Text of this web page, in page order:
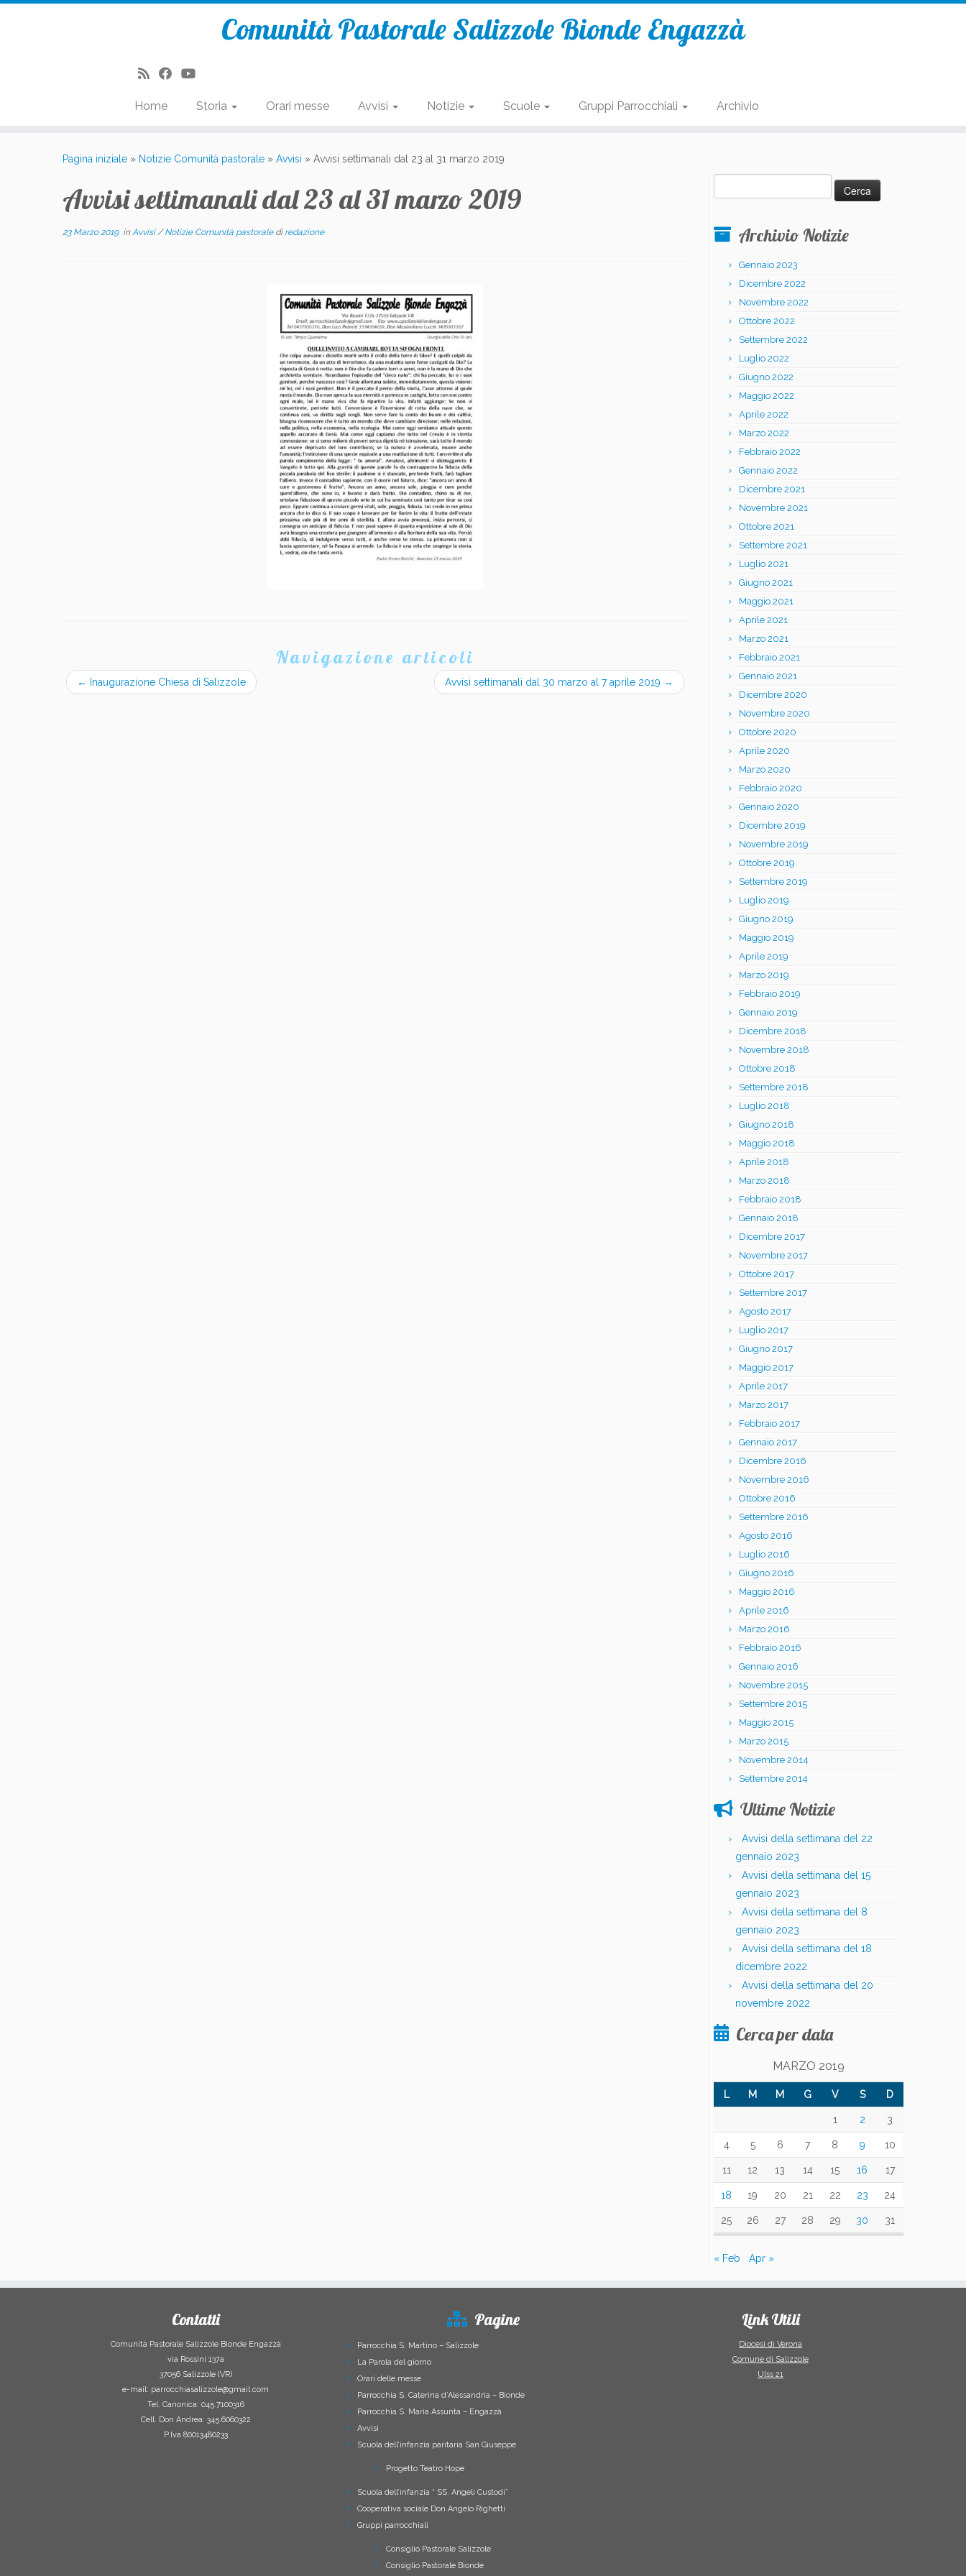
Comunità Pastorale Salizzole Bionde Engazzà
Home Storia Orari messe Avvisi Notizie Scuole Gruppi Parrocchiali Archivio
Pagina iniziale » Notizie Comunità pastorale » Avvisi » Avvisi settimanali dal 23 al 31 marzo 2019
Avvisi settimanali dal 23 al 31 marzo 2019
23 Marzo 2019inAvvisi/Notizie Comunità pastorale di redazione
Navigazione articoli
← Inaugurazione Chiesa di Salizzole Avvisi settimanali dal 30 marzo al 7 aprile 2019 →
per:
Archivio Notizie
Gennaio 2023
Dicembre 2022
Novembre 2022
Ottobre 2022
Settembre 2022
Luglio 2022
Giugno 2022
Maggio 2022
Aprile 2022
Marzo 2022
Febbraio 2022
Gennaio 2022
Dicembre 2021
Novembre 2021
Ottobre 2021
Settembre 2021
Luglio 2021
Giugno 2021
Maggio 2021
Aprile 2021
Marzo 2021
Febbraio 2021
Gennaio 2021
Dicembre 2020
Novembre 2020
Ottobre 2020
Aprile 2020
Marzo 2020
Febbraio 2020
Gennaio 2020
Dicembre 2019
Novembre 2019
Ottobre 2019
Settembre 2019
Luglio 2019
Giugno 2019
Maggio 2019
Aprile 2019
Marzo 2019
Febbraio 2019
Gennaio 2019
Dicembre 2018
Novembre 2018
Ottobre 2018
Settembre 2018
Luglio 2018
Giugno 2018
Maggio 2018
Aprile 2018
Marzo 2018
Febbraio 2018
Gennaio 2018
Dicembre 2017
Novembre 2017
Ottobre 2017
Settembre 2017
Agosto 2017
Luglio 2017
Giugno 2017
Maggio 2017
Aprile 2017
Marzo 2017
Febbraio 2017
Gennaio 2017
Dicembre 2016
Novembre 2016
Ottobre 2016
Settembre 2016
Agosto 2016
Luglio 2016
Giugno 2016
Maggio 2016
Aprile 2016
Marzo 2016
Febbraio 2016
Gennaio 2016
Novembre 2015
Settembre 2015
Maggio 2015
Marzo 2015
Novembre 2014
Settembre 2014
Ultime Notizie
Avvisi della settimana del 22
gennaio 2023
Avvisi della settimana del 15
gennaio 2023
Avvisi della settimana del 8
gennaio 2023
Avvisi della settimana del 18
dicembre 2022
Avvisi della settimana del 20
novembre 2022
Cerca per data
MARZO 2019
L M M G V S D
1 2 3
4 5 6 7 8 9 10
11 12 13 14 15 16 17
18 19 20 21 22 23 24
25 26 27 28 29 30 31
« Feb Apr »
Contatti
Comunità Pastorale Salizzole Bionde Engazzà
via Rossini 137a
37056 Salizzole (VR)
e-mail: parrocchiasalizzole@gmail.com
Tel. Canonica: 045.7100316
Cell. Don Andrea: 345.6060322
P.Iva 80013480233
Pagine
Parrocchia S. Martino – Salizzole
La Parola del giorno
Orari delle messe
Parrocchia S. Caterina d’Alessandria – Bionde
Parrocchia S. Maria Assunta – Engazzà
Avvisi
Scuola dell’infanzia paritaria San Giuseppe
Progetto Teatro Hope
Scuola dell’infanzia “ SS. Angeli Custodi”
Cooperativa sociale Don Angelo Righetti
Gruppi parrocchiali
Consiglio Pastorale Salizzole
Consiglio Pastorale Bionde
Link Utili
Diocesi di Verona
Comune di Salizzole
Ulss 21